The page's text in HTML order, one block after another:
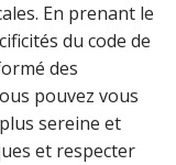
En prenant le
du code de
des
pouvez vous
sereine et
et respecter